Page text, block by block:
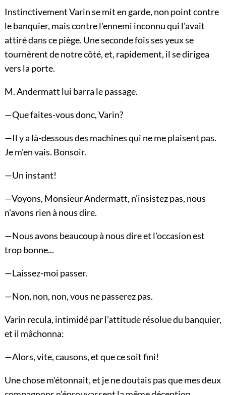
Instinctivement Varin se mit en garde, non point contre
le banquier, mais contre l'ennemi inconnu qui l'avait
attiré dans ce piège. Une seconde fois ses yeux se
tournèrent de notre côté, et, rapidement, il se dirigea
vers la porte.
M. Andermatt lui barra le passage.
—Que faites-vous donc, Varin?
—Il y a là-dessous des machines qui ne me plaisent pas.
Je m'en vais. Bonsoir.
—Un instant!
—Voyons, Monsieur Andermatt, n'insistez pas, nous
n'avons rien à nous dire.
—Nous avons beaucoup à nous dire et l'occasion est
trop bonne...
—Laissez-moi passer.
—Non, non, non, vous ne passerez pas.
Varin recula, intimidé par l'attitude résolue du banquier,
et il mâchonna:
—Alors, vite, causons, et que ce soit fini!
Une chose m'étonnait, et je ne doutais pas que mes deux